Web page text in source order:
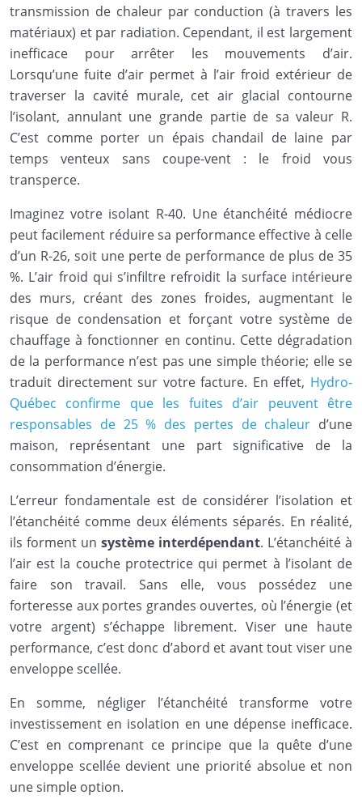
transmission de chaleur par conduction (à travers les
matériaux) et par radiation. Cependant, il est largement
inefficace pour arrêter les mouvements d’air.
Lorsqu’une fuite d’air permet à l’air froid extérieur de
traverser la cavité murale, cet air glacial contourne
l’isolant, annulant une grande partie de sa valeur R.
C’est comme porter un épais chandail de laine par
temps venteux sans coupe-vent : le froid vous
transperce.
Imaginez votre isolant R-40. Une étanchéité médiocre
peut facilement réduire sa performance effective à celle
d’un R-26, soit une perte de performance de plus de 35
%. L’air froid qui s’infiltre refroidit la surface intérieure
des murs, créant des zones froides, augmentant le
risque de condensation et forçant votre système de
chauffage à fonctionner en continu. Cette dégradation
de la performance n’est pas une simple théorie; elle se
traduit directement sur votre facture. En effet, Hydro-
Québec confirme que les fuites d’air peuvent être
responsables de 25 % des pertes de chaleur d’une
maison, représentant une part significative de la
consommation d’énergie.
L’erreur fondamentale est de considérer l’isolation et
l’étanchéité comme deux éléments séparés. En réalité,
ils forment un système interdépendant. L’étanchéité à
l’air est la couche protectrice qui permet à l’isolant de
faire son travail. Sans elle, vous possédez une
forteresse aux portes grandes ouvertes, où l’énergie (et
votre argent) s’échappe librement. Viser une haute
performance, c’est donc d’abord et avant tout viser une
enveloppe scellée.
En somme, négliger l’étanchéité transforme votre
investissement en isolation en une dépense inefficace.
C’est en comprenant ce principe que la quête d’une
enveloppe scellée devient une priorité absolue et non
une simple option.